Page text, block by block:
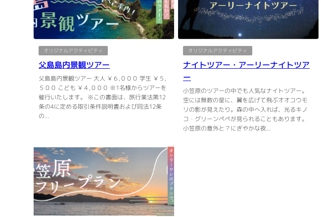
オリジナルアクティビティ
父島島内景観ツアー
父島島内景観ツアー 大人 ￥６,０００ 学生 ￥５,
５００ こども ￥４,０００ ※1名様からツアーを
催行いたします。 ※この書面は、旅行業法第12
条の4に定める取引条件説明書および同法12条
の...
オリジナルアクティビティ
ナイトツアー・アーリーナイトツア
ー
小笠原のツアーの中でも人気なナイトツアー。
空には無数の星に、翼を広げて飛ぶオオコウモ
リの影が見えたり。森の中へ入れば、光るキノ
コ・グリーンペペが見られることもあります。
小笠原の意外と？にぎやかな夜...